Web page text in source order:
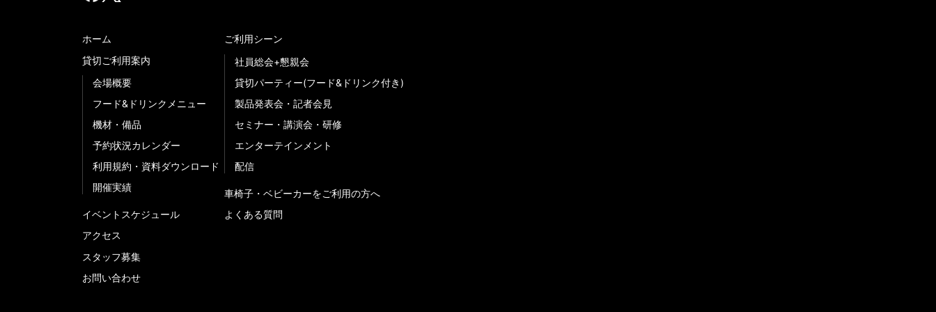
ホーム
貸切ご利用案内
会場概要
フード&ドリンクメニュー
機材・備品
予約状況カレンダー
利用規約・資料ダウンロード
開催実績
イベントスケジュール
アクセス
スタッフ募集
お問い合わせ
ご利用シーン
社員総会+懇親会
貸切パーティー(フード&ドリンク付き)
製品発表会・記者会見
セミナー・講演会・研修
エンターテインメント
配信
車椅子・ベビーカーをご利用の方へ
よくある質問